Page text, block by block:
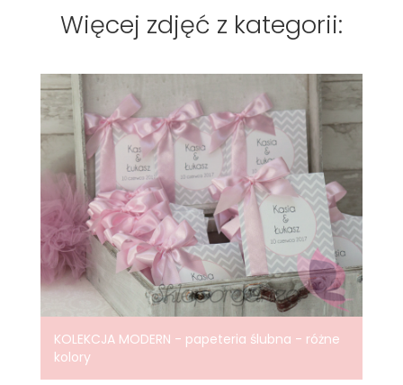
Więcej zdjęć z kategorii:
KOLEKCJA MODERN - papeteria ślubna - różne
kolory